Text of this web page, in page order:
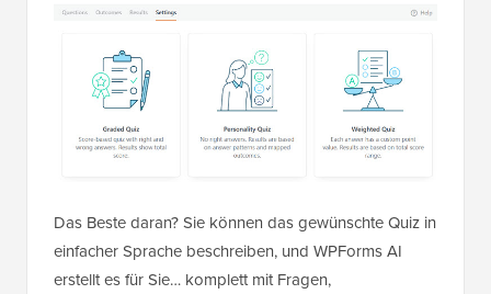
Das Beste daran? Sie können das gewünschte Quiz in
einfacher Sprache beschreiben, und WPForms AI
erstellt es für Sie… komplett mit Fragen,